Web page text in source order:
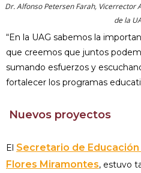
Dr. Alfonso Petersen Farah, Vicerrector
de la
“En la UAG sabemos la
que creemos que juntos
sumando esfuerzos y
fortalecer los programas
Nuevos proyectos
El Secretario de Educación
Flores Miramontes, estuvo